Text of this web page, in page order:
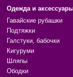
Одежда и
Гавайские рубашки
Подтяжки
Галстуки, бабочки
Кигуруми
Шляпы
Ободки